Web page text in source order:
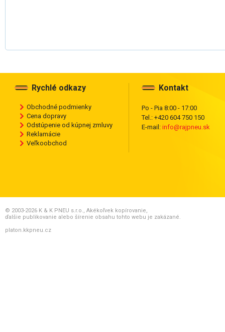
Rychlé odkazy
Obchodné podmienky
Cena dopravy
Odstúpenie od kúpnej zmluvy
Reklamácie
Veľkoobchod
Kontakt
Po - Pia 8:00 - 17:00
Tel.: +420 604 750 150
E-mail: info@rajpneu.sk
© 2003-2026 K & K PNEU s.r.o., Akékoľvek kopírovanie,
ďalšie publikovanie alebo šírenie obsahu tohto webu je zakázané.
platon.kkpneu.cz